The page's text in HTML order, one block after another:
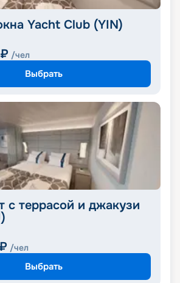
Yacht Club (YIN)
₽ /чел
Выбрать
с террасой и джакузи
₽ /чел
Выбрать